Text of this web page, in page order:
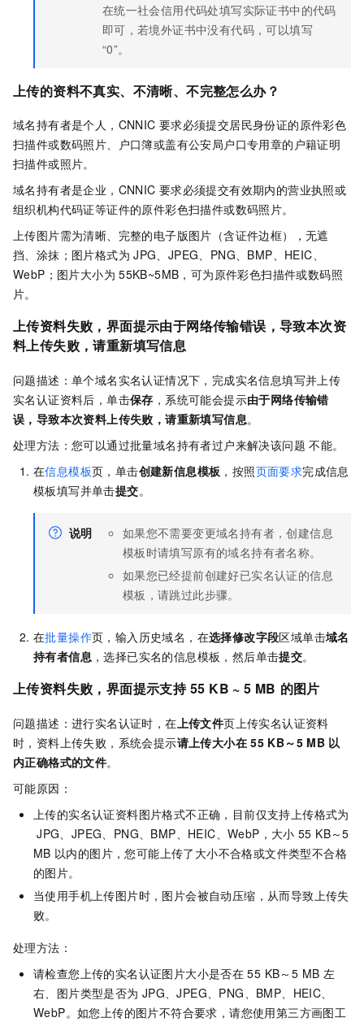
在统一社会信用代码处填写实际证书中的代码
即可，若境外证书中没有代码，可以填写
“0”。
上传的资料不真实、不清晰、不完整怎么办？
域名持有者是个人，CNNIC 要求必须提交居民身份证的原件彩色
扫描件或数码照片、户口簿或盖有公安局户口专用章的户籍证明
扫描件或照片。
域名持有者是企业，CNNIC 要求必须提交有效期内的营业执照或
组织机构代码证等证件的原件彩色扫描件或数码照片。
上传图片需为清晰、完整的电子版图片（含证件边框），无遮
挡、涂抹；图片格式为 JPG、JPEG、PNG、BMP、HEIC、
WebP；图片大小为 55KB~5MB，可为原件彩色扫描件或数码照
片。
上传资料失败，界面提示由于网络传输错误，导致本次资
料上传失败，请重新填写信息
问题描述：单个域名实名认证情况下，完成实名信息填写并上传
实名认证资料后，单击保存 ，系统可能会提示由于网络传输错
误，导致本次资料上传失败，请重新填写信息。
处理方法：您可以通过批量域名持有者过户来解决该问题 不能。
在信息模板页，单击创建新信息模板 ，按照页面要求完成信息
模板填写并单击提交。
说明
如果您不需要变更域名持有者，创建信息
模板时请填写原有的域名持有者名称。
如果您已经提前创建好已实名认证的信息
模板，请跳过此步骤。
在批量操作页，输入历史域名，在选择修改字段区域单击域名
持有者信息 ，选择已实名的信息模板，然后单击提交。
上传资料失败，界面提示支持 55 KB ~ 5 MB 的图片
问题描述：进行实名认证时，在 上传文件页上传实名认证资料
时，资料上传失败，系统会提示请上传大小在 55 KB～5 MB 以
内正确格式的文件。
可能原因：
上传的实名认证资料图片格式不正确，目前仅支持上传格式为
JPG、JPEG、PNG、BMP、HEIC、WebP，大小 55 KB～5
MB 以内的图片，您可能上传了大小不合格或文件类型不合格
的图片。
当使用手机上传图片时，图片会被自动压缩，从而导致上传失
败。
处理方法：
请检查您上传的实名认证图片大小是否在 55 KB～5 MB 左
右、图片类型是否为 JPG、JPEG、PNG、BMP、HEIC、
WebP。如您上传的图片不符合要求，请您使用第三方画图工